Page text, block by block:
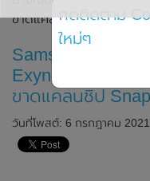
ขาดแคลนชิป
Samsung Galaxy
Exynos 2100 แท
ขาดแคลนชิป
วันที่โพสต์: 6 กรกฎาคม 2021
กดติดตาม
ใหม่ๆ